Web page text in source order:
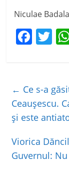
Niculae
F
e
b
o
k
T
er
← Ce s-a
Ceaușescu.
și este
Viorica
Guvernul: Nu